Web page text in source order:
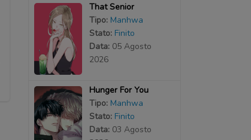
That Senior
Tipo: Manhwa
Stato: Finito
Data: 05 Agosto
2026
Hunger For You
Tipo: Manhwa
Stato: Finito
Data: 03 Agosto